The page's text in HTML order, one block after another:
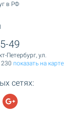
в РФ
49
Петербург, ул.
показать на карте
сетях: